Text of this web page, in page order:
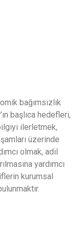
bağımsızlık
başlıca hedefleri,
ilerletmek,
üzerinde
olmak, adil
yardımcı
kurumsal